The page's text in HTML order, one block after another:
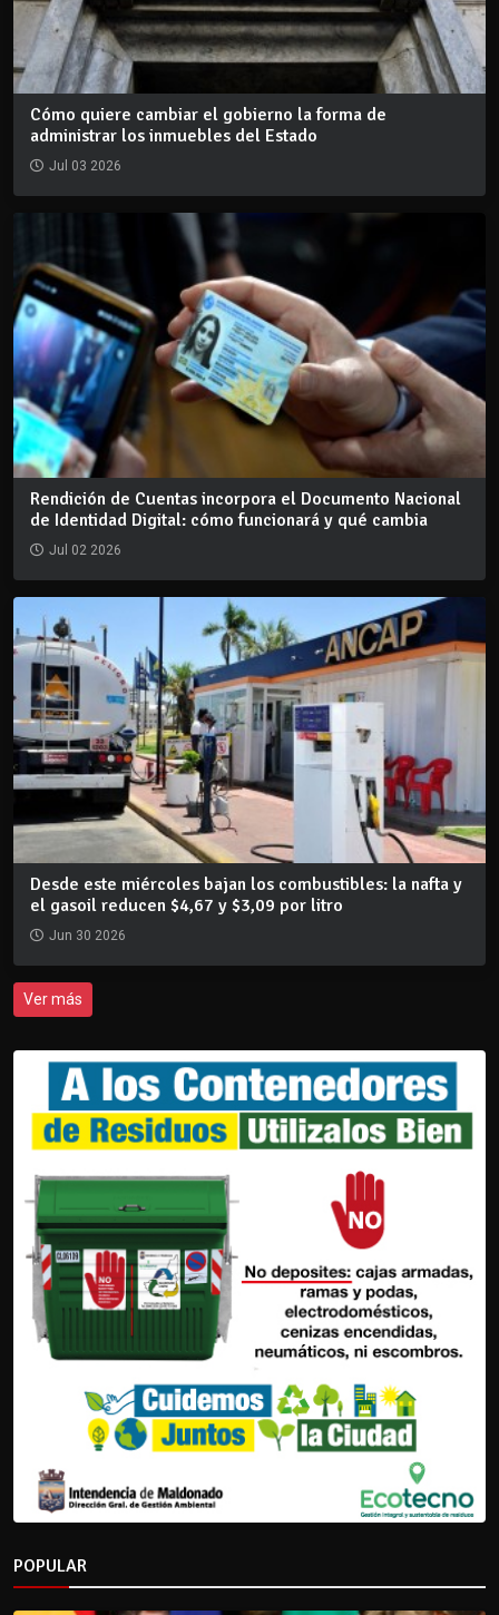
Cómo quiere cambiar el gobierno la forma de
administrar los inmuebles del Estado
Jul 03 2026
Rendición de Cuentas incorpora el Documento Nacional
de Identidad Digital: cómo funcionará y qué cambia
Jul 02 2026
Desde este miércoles bajan los combustibles: la nafta y
el gasoil reducen $4,67 y $3,09 por litro
Jun 30 2026
Ver más
POPULAR